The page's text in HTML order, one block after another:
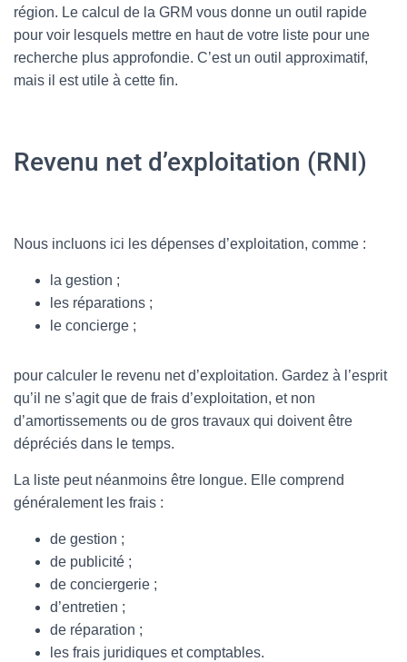
région. Le calcul de la GRM vous donne un outil rapide
pour voir lesquels mettre en haut de votre liste pour une
recherche plus approfondie. C’est un outil approximatif,
mais il est utile à cette fin.
Revenu net d’exploitation (RNI)
Nous incluons ici les dépenses d’exploitation, comme :
la gestion ;
les réparations ;
le concierge ;
pour calculer le revenu net d’exploitation. Gardez à l’esprit
qu’il ne s’agit que de frais d’exploitation, et non
d’amortissements ou de gros travaux qui doivent être
dépréciés dans le temps.
La liste peut néanmoins être longue. Elle comprend
généralement les frais :
de gestion ;
de publicité ;
de conciergerie ;
d’entretien ;
de réparation ;
les frais juridiques et comptables.